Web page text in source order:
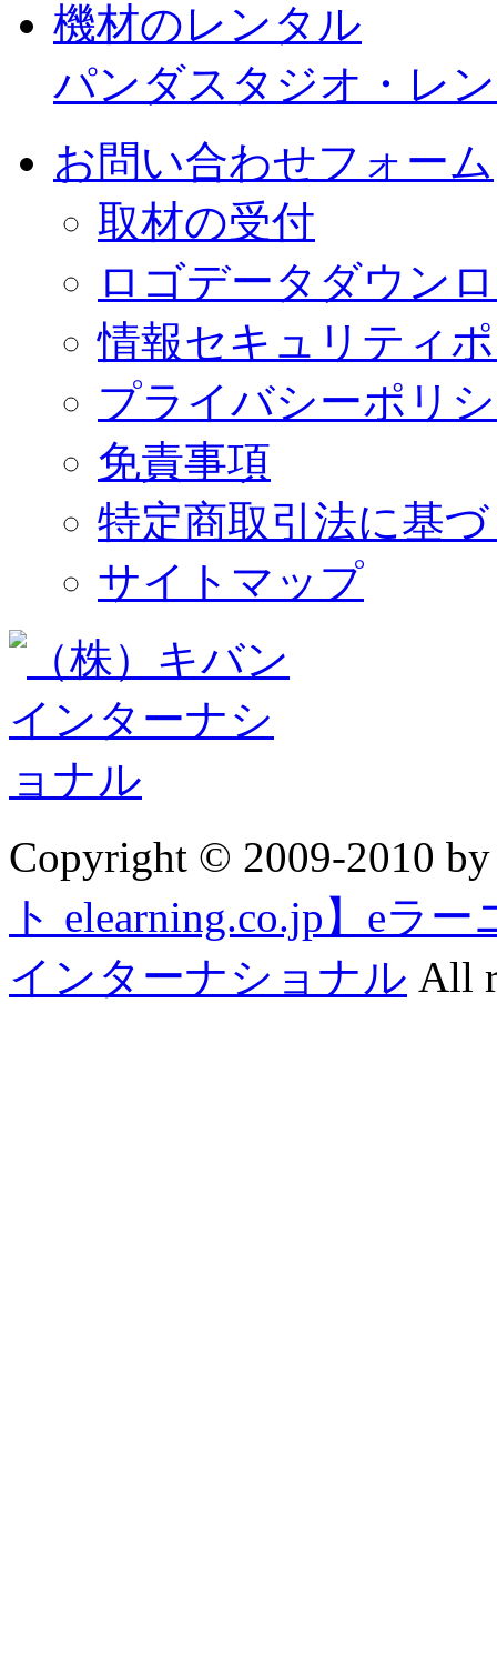
機材のレンタル
パンダスタジオ・レ
お問い合わせフォーム
取材の受付
ロゴデータダウン
情報セキュリティ
プライバシーポリ
免責事項
特定商取引法に基
サイトマップ
Copyright © 2009-2010
ト elearning.co.jp】eラ
インターナショナル All